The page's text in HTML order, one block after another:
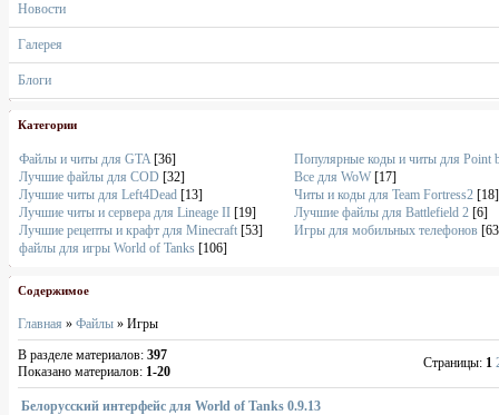
Новости
Галерея
Блоги
Категории
Файлы и читы для GTA [36]
Популярные коды и читы для Point
Лучшие файлы для COD [32] Все для WoW [17]
Лучшие читы для Left4Dead [13] Читы и коды для Team Fortress2 [18]
Лучшие читы и сервера для Lineage II [19] Лучшие файлы для Battlefield 2 [6]
Лучшие рецепты и крафт для Minecraft [53] Игры для мобильных телефонов
файлы для игры World of Tanks [106]
Содержимое
Главная » Файлы » Игры
В разделе материалов: 397
Показано материалов: 1-20
Страницы: 1
Белорусский интерфейс для World of Tanks 0.9.13